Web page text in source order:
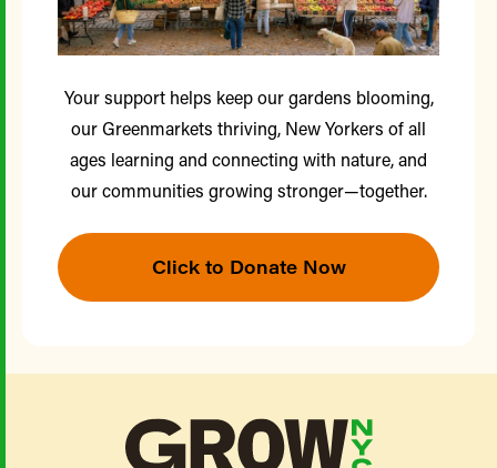
Your support helps keep our gardens blooming,
our Greenmarkets thriving, New Yorkers of all
ages learning and connecting with nature, and
our communities growing stronger—together.
Click to Donate Now